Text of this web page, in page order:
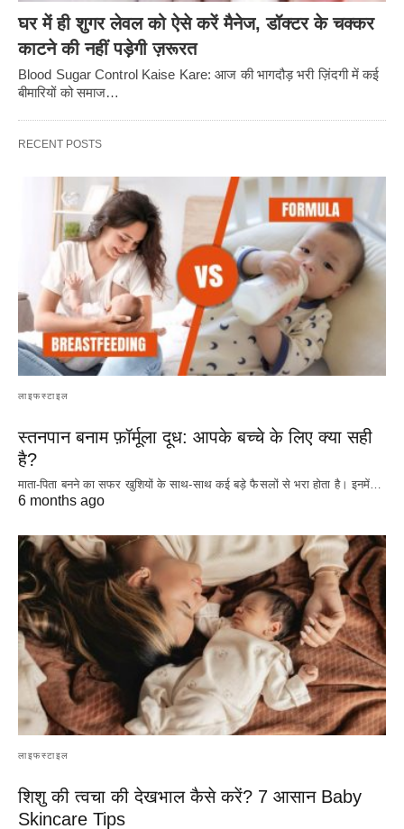
घर में ही शुगर लेवल को ऐसे करें मैनेज, डॉक्टर के चक्कर
काटने की नहीं पड़ेगी ज़रूरत
Blood Sugar Control Kaise Kare: आज की भागदौड़ भरी ज़िंदगी में कई
बीमारियों को समाज…
RECENT POSTS
लाइफस्टाइल
स्तनपान बनाम फ़ॉर्मूला दूध: आपके बच्चे के लिए क्या सही
है?
माता-पिता बनने का सफर खुशियों के साथ-साथ कई बड़े फैसलों से भरा होता है। इनमें…
6 months ago
लाइफस्टाइल
शिशु की त्वचा की देखभाल कैसे करें? 7 आसान Baby
Skincare Tips